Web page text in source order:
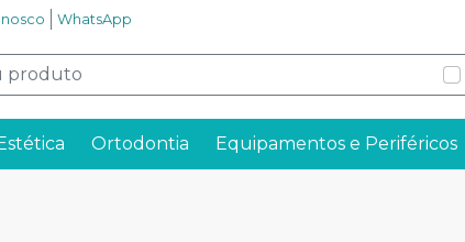
WhatsApp
Ortodontia Equipamentos e Periféricos